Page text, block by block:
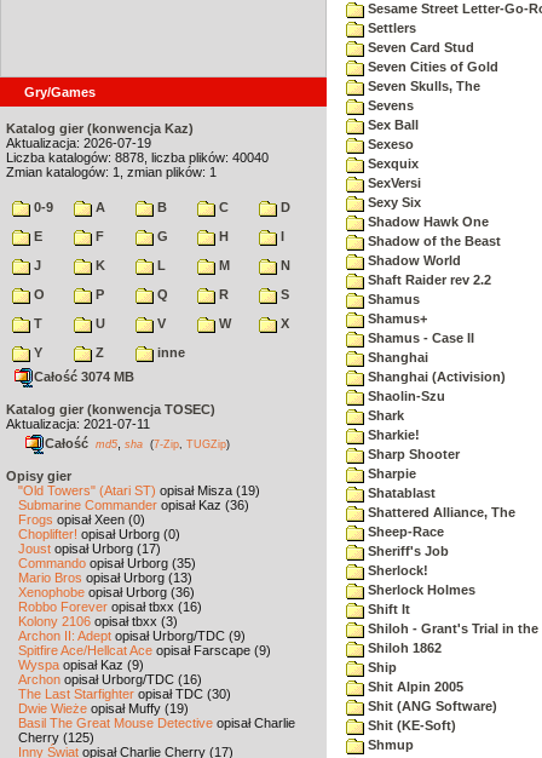
Gry/Games
Katalog gier (konwencja Kaz)
Aktualizacja: 2026-07-19
Liczba katalogów: 8878, liczba plików: 40040
Zmian katalogów: 1, zmian plików: 1
0-9 A B C
D
E
F G H
I
J
K L M
N
O
P Q R
S
T
U V W
X
Y
Z
inne
Całość 3074 MB
Katalog gier (konwencja TOSEC)
Aktualizacja: 2021-07-11
Całość md5 sha (7-Zip TUGZip)
Opisy gier
"Old Towers" (Atari ST) opisał Misza (19)
Submarine Commander opisał Kaz (36)
Frogs opisał Xeen (0)
Choplifter! opisał Urborg (0)
Joust opisał Urborg (17)
Commando opisał Urborg (35)
Mario Bros opisał Urborg (13)
Xenophobe opisał Urborg (36)
Robbo Forever opisał tbxx (16)
Kolony 2106 opisał tbxx (3)
Archon II: Adept opisał Urborg/TDC (9)
Spitfire Ace/Hellcat Ace opisał Farscape (9)
Wyspa opisał Kaz (9)
Archon opisał Urborg/TDC (16)
The Last Starfighter opisał TDC (30)
Dwie Wieże opisał Muffy (19)
Basil The Great Mouse Detective opisał Charlie
Cherry (125)
Inny Świat opisał Charlie Cherry (17)
Sesame Street Letter-Go-
Settlers
Seven Card Stud
Seven Cities of Gold
Seven Skulls, The
Sevens
Sex Ball
Sexeso
Sexquix
SexVersi
Sexy Six
Shadow Hawk One
Shadow of the Beast
Shadow World
Shaft Raider rev 2.2
Shamus
Shamus+
Shamus - Case II
Shanghai
Shanghai (Activision)
Shaolin-Szu
Shark
Sharkie!
Sharp Shooter
Sharpie
Shatablast
Shattered Alliance, The
Sheep-Race
Sheriff's Job
Sherlock!
Sherlock Holmes
Shift It
Shiloh - Grant's Trial in the
Shiloh 1862
Ship
Shit Alpin 2005
Shit (ANG Software)
Shit (KE-Soft)
Shmup